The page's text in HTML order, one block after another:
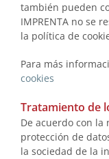
también pueden
IMPRENTA no se
la política de
Para más
cookies
Tratamiento de
De acuerdo con
protección de
la sociedad de la